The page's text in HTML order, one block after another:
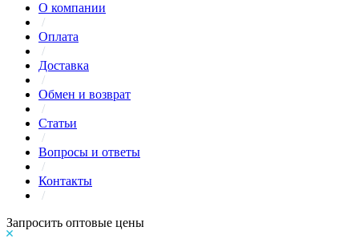
О компании
/
Оплата
/
Доставка
/
Обмен и возврат
/
Статьи
/
Вопросы и ответы
/
Контакты
/
Запросить оптовые цены